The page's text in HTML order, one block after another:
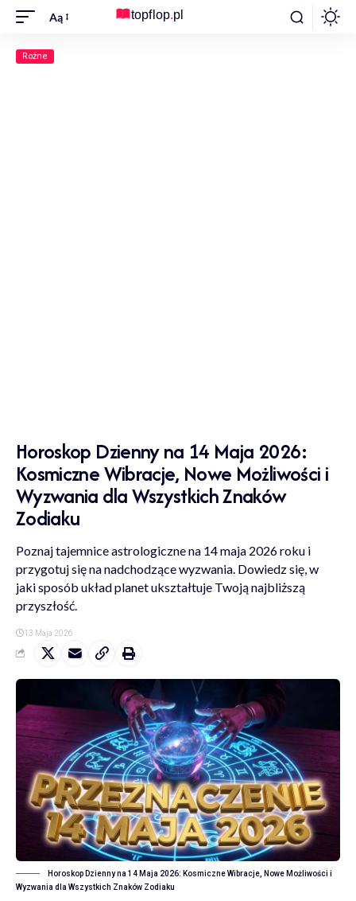
Aą
Rożne
Horoskop Dzienny na 14 Maja 2026:
Kosmiczne Wibracje, Nowe Możliwości i
Wyzwania dla Wszystkich Znaków
Zodiaku
Poznaj tajemnice astrologiczne na 14 maja 2026 roku i
przygotuj się na nadchodzące wyzwania. Dowiedz się, w
jaki sposób układ planet ukształtuje Twoją najbliższą
przyszłość.
13 Maja 2026
Horoskop Dzienny na 14 Maja 2026: Kosmiczne Wibracje, Nowe Możliwości i
Wyzwania dla Wszystkich Znaków Zodiaku